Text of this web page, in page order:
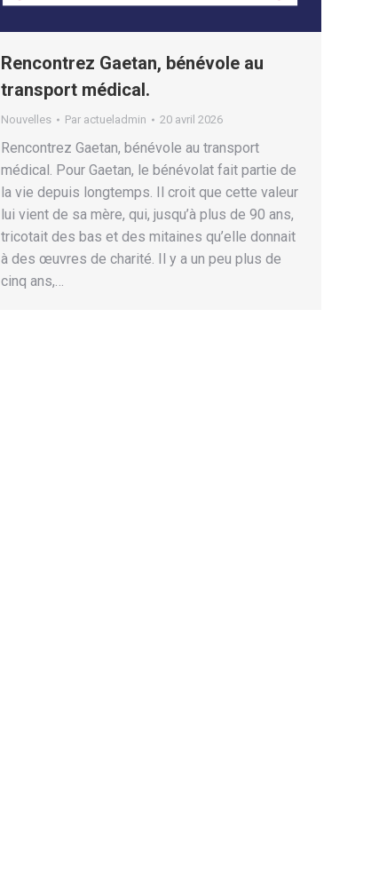
Rencontrez Gaetan, bénévole au
transport médical.
Nouvelles Par actueladmin 20 avril 2026
Rencontrez Gaetan, bénévole au transport
médical. Pour Gaetan, le bénévolat fait partie de
la vie depuis longtemps. Il croit que cette valeur
lui vient de sa mère, qui, jusqu’à plus de 90 ans,
tricotait des bas et des mitaines qu’elle donnait
à des œuvres de charité. Il y a un peu plus de
cinq ans,…